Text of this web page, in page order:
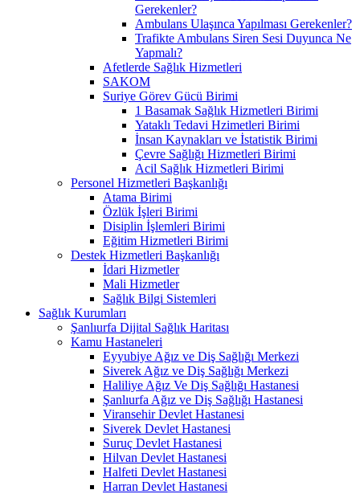
Gerekenler?
Ambulans Ulaşınca Yapılması Gerekenler?
Trafikte Ambulans Siren Sesi Duyunca Ne
Yapmalı?
Afetlerde Sağlık Hizmetleri
SAKOM
Suriye Görev Gücü Birimi
1 Basamak Sağlık Hizmetleri Birimi
Yataklı Tedavi Hzimetleri Birimi
İnsan Kaynakları ve İstatistik Birimi
Çevre Sağlığı Hizmetleri Birimi
Acil Sağlık Hizmetleri Birimi
Personel Hizmetleri Başkanlığı
Atama Birimi
Özlük İşleri Birimi
Disiplin İşlemleri Birimi
Eğitim Hizmetleri Birimi
Destek Hizmetleri Başkanlığı
İdari Hizmetler
Mali Hizmetler
Sağlık Bilgi Sistemleri
Sağlık Kurumları
Şanlıurfa Dijital Sağlık Haritası
Kamu Hastaneleri
Eyyubiye Ağız ve Diş Sağlığı Merkezi
Siverek Ağız ve Diş Sağlığı Merkezi
Haliliye Ağız Ve Diş Sağlığı Hastanesi
Şanlıurfa Ağız ve Diş Sağlığı Hastanesi
Viransehir Devlet Hastanesi
Siverek Devlet Hastanesi
Suruç Devlet Hastanesi
Hilvan Devlet Hastanesi
Halfeti Devlet Hastanesi
Harran Devlet Hastanesi